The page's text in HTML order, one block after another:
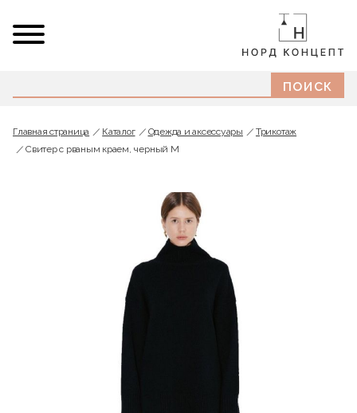
Главная страница Каталог Одежда и аксессуары
Трикотаж
Свитер с рваным краем, черный M